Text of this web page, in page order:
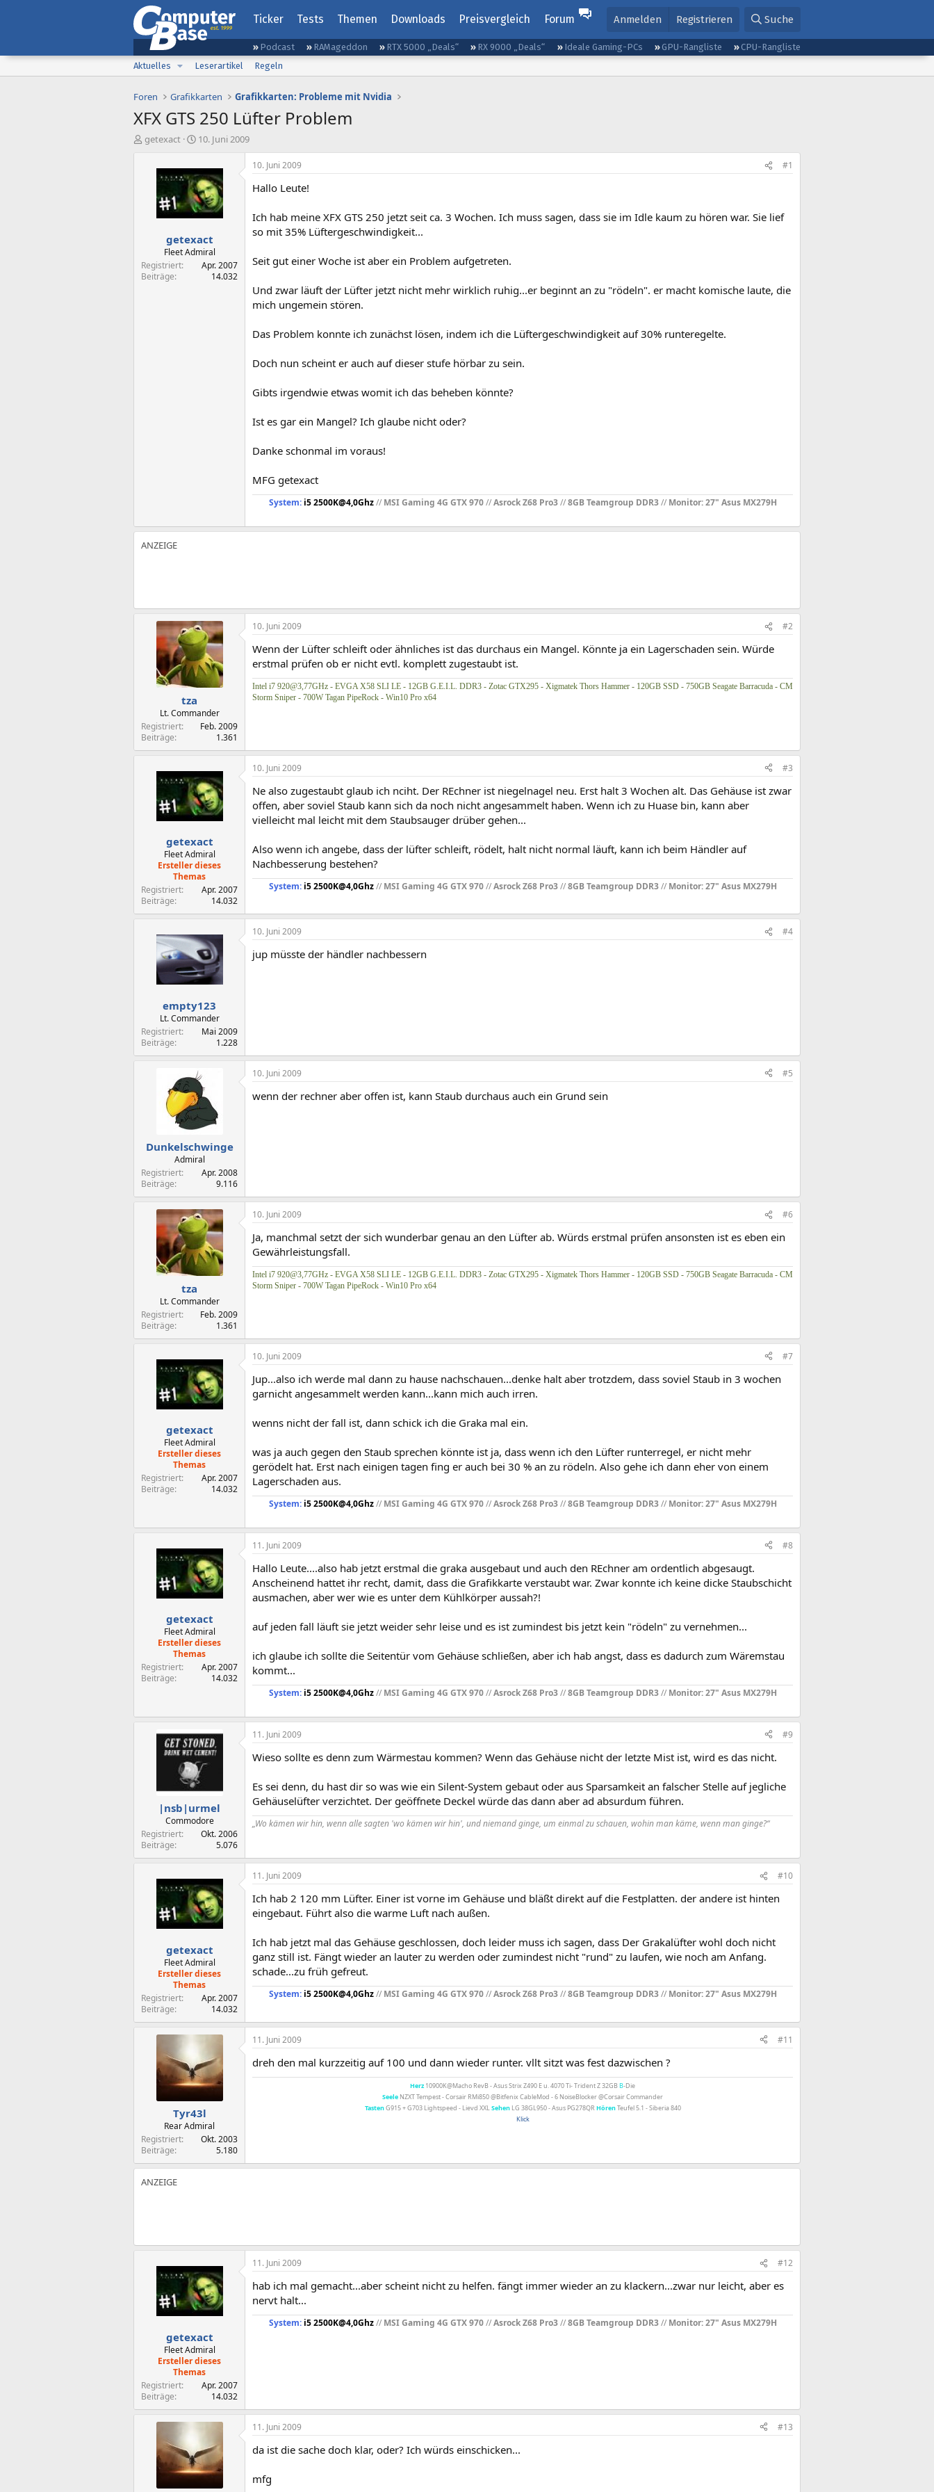
Ticker Tests Themen Downloads Preisvergleich Forum Anmelden Registrieren Suche
Podcast RAMageddon RTX 5000 „Deals“ RX 9000 „Deals“ Ideale Gaming-PCs GPU-Rangliste
CPU-Rangliste
Aktuelles
Leserartikel Regeln
Foren Grafikkarten Grafikkarten: Probleme mit Nvidia
XFX GTS 250 Lüfter Problem
E
getexact
E
t
e
l
l
a
m
10. Juni 2009
getexact
Fleet Admiral
Registriert
Apr. 2007
Beiträge
14.032
10. Juni 2009 #1
Hallo Leute!
Ich hab meine XFX GTS 250 jetzt seit ca. 3 Wochen. Ich muss sagen, dass sie im Idle kaum zu hören war. Sie lief
so mit 35% Lüftergeschwindigkeit...
Seit gut einer Woche ist aber ein Problem aufgetreten.
Und zwar läuft der Lüfter jetzt nicht mehr wirklich ruhig...er beginnt an zu "rödeln". er macht komische laute, die
mich ungemein stören.
Das Problem konnte ich zunächst lösen, indem ich die Lüftergeschwindigkeit auf 30% runteregelte.
Doch nun scheint er auch auf dieser stufe hörbar zu sein.
Gibts irgendwie etwas womit ich das beheben könnte?
Ist es gar ein Mangel? Ich glaube nicht oder?
Danke schonmal im voraus!
MFG getexact
System:i5 2500K@4,0Ghz// MSI Gaming 4G GTX 970//Asrock Z68 Pro3//8GB Teamgroup DDR3// Monitor: 27" Asus MX279H
tza
Lt. Commander
Registriert
Feb. 2009
Beiträge
1.361
10. Juni 2009 #2
Wenn der Lüfter schleift oder ähnliches ist das durchaus ein Mangel. Könnte ja ein Lagerschaden sein. Würde
erstmal prüfen ob er nicht evtl. komplett zugestaubt ist.
Intel i7 920@3,77GHz - EVGA X58 SLI LE - 12GB G.E.I.L. DDR3 - Zotac GTX295 - Xigmatek Thors Hammer - 120GB SSD - 750GB Seagate Barracuda - CM
Storm Sniper - 700W Tagan PipeRock - Win10 Pro x64
getexact
Fleet Admiral
Ersteller dieses
Themas
Registriert
Apr. 2007
Beiträge
14.032
10. Juni 2009 #3
Ne also zugestaubt glaub ich nciht. Der REchner ist niegelnagel neu. Erst halt 3 Wochen alt. Das Gehäuse ist zwar
offen, aber soviel Staub kann sich da noch nicht angesammelt haben. Wenn ich zu Huase bin, kann aber
vielleicht mal leicht mit dem Staubsauger drüber gehen...
Also wenn ich angebe, dass der lüfter schleift, rödelt, halt nicht normal läuft, kann ich beim Händler auf
Nachbesserung bestehen?
System:i5 2500K@4,0Ghz// MSI Gaming 4G GTX 970//Asrock Z68 Pro3//8GB Teamgroup DDR3// Monitor: 27" Asus MX279H
empty123
Lt. Commander
Registriert
Mai 2009
Beiträge
1.228
10. Juni 2009 #4
jup müsste der händler nachbessern
Dunkelschwinge
Admiral
Registriert
Apr. 2008
Beiträge
9.116
10. Juni 2009 #5
wenn der rechner aber offen ist, kann Staub durchaus auch ein Grund sein
tza
Lt. Commander
Registriert
Feb. 2009
Beiträge
1.361
10. Juni 2009 #6
Ja, manchmal setzt der sich wunderbar genau an den Lüfter ab. Würds erstmal prüfen ansonsten ist es eben ein
Gewährleistungsfall.
Intel i7 920@3,77GHz - EVGA X58 SLI LE - 12GB G.E.I.L. DDR3 - Zotac GTX295 - Xigmatek Thors Hammer - 120GB SSD - 750GB Seagate Barracuda - CM
Storm Sniper - 700W Tagan PipeRock - Win10 Pro x64
getexact
Fleet Admiral
Ersteller dieses
Themas
Registriert
Apr. 2007
Beiträge
14.032
10. Juni 2009 #7
Jup...also ich werde mal dann zu hause nachschauen...denke halt aber trotzdem, dass soviel Staub in 3 wochen
garnicht angesammelt werden kann...kann mich auch irren.
wenns nicht der fall ist, dann schick ich die Graka mal ein.
was ja auch gegen den Staub sprechen könnte ist ja, dass wenn ich den Lüfter runterregel, er nicht mehr
gerödelt hat. Erst nach einigen tagen fing er auch bei 30 % an zu rödeln. Also gehe ich dann eher von einem
Lagerschaden aus.
System:i5 2500K@4,0Ghz// MSI Gaming 4G GTX 970//Asrock Z68 Pro3//8GB Teamgroup DDR3// Monitor: 27" Asus MX279H
getexact
Fleet Admiral
Ersteller dieses
Themas
Registriert
Apr. 2007
Beiträge
14.032
11. Juni 2009 #8
Hallo Leute....also hab jetzt erstmal die graka ausgebaut und auch den REchner am ordentlich abgesaugt.
Anscheinend hattet ihr recht, damit, dass die Grafikkarte verstaubt war. Zwar konnte ich keine dicke Staubschicht
ausmachen, aber wer wie es unter dem Kühlkörper aussah?!
auf jeden fall läuft sie jetzt weider sehr leise und es ist zumindest bis jetzt kein "rödeln" zu vernehmen...
ich glaube ich sollte die Seitentür vom Gehäuse schließen, aber ich hab angst, dass es dadurch zum Wäremstau
kommt...
System:i5 2500K@4,0Ghz// MSI Gaming 4G GTX 970//Asrock Z68 Pro3//8GB Teamgroup DDR3// Monitor: 27" Asus MX279H
|nsb|urmel
Commodore
Registriert
Okt. 2006
Beiträge
5.076
11. Juni 2009 #9
Wieso sollte es denn zum Wärmestau kommen? Wenn das Gehäuse nicht der letzte Mist ist, wird es das nicht.
Es sei denn, du hast dir so was wie ein Silent-System gebaut oder aus Sparsamkeit an falscher Stelle auf jegliche
Gehäuselüfter verzichtet. Der geöffnete Deckel würde das dann aber ad absurdum führen.
„Wo kämen wir hin, wenn alle sagten 'wo kämen wir hin', und niemand ginge, um einmal zu schauen, wohin man käme, wenn man ginge?“
getexact
Fleet Admiral
Ersteller dieses
Themas
Registriert
Apr. 2007
Beiträge
14.032
11. Juni 2009 #10
Ich hab 2 120 mm Lüfter. Einer ist vorne im Gehäuse und bläßt direkt auf die Festplatten. der andere ist hinten
eingebaut. Führt also die warme Luft nach außen.
Ich hab jetzt mal das Gehäuse geschlossen, doch leider muss ich sagen, dass Der Grakalüfter wohl doch nicht
ganz still ist. Fängt wieder an lauter zu werden oder zumindest nicht "rund" zu laufen, wie noch am Anfang.
schade...zu früh gefreut.
System:i5 2500K@4,0Ghz// MSI Gaming 4G GTX 970//Asrock Z68 Pro3//8GB Teamgroup DDR3// Monitor: 27" Asus MX279H
Tyr43l
Rear Admiral
Registriert
Okt. 2003
Beiträge
5.180
11. Juni 2009 #11
dreh den mal kurzzeitig auf 100 und dann wieder runter. vllt sitzt was fest dazwischen ?
Herz 10900K@Macho RevB - Asus Strix Z490 E u. 4070 Ti- Trident Z 32GBB-Die
Seele NZXT Tempest - Corsair RMi850 @Bitfenix CableMod - 6 NoiseBlocker @Corsair Commander
TastenG915 + G703 Lightspeed - Lievd XXL SehenLG 38GL950 - Asus PG278QR HörenTeufel 5.1 - Siberia 840
Klick
getexact
Fleet Admiral
Ersteller dieses
Themas
Registriert
Apr. 2007
Beiträge
14.032
11. Juni 2009 #12
hab ich mal gemacht...aber scheint nicht zu helfen. fängt immer wieder an zu klackern...zwar nur leicht, aber es
nervt halt...
System:i5 2500K@4,0Ghz// MSI Gaming 4G GTX 970//Asrock Z68 Pro3//8GB Teamgroup DDR3// Monitor: 27" Asus MX279H
11. Juni 2009 #13
da ist die sache doch klar, oder? Ich würds einschicken...
mfg